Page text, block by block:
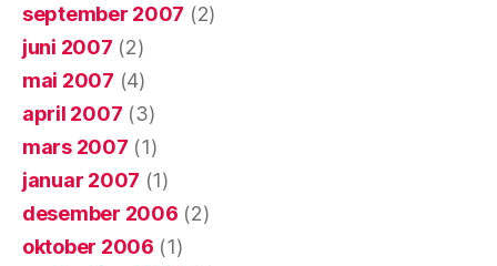
september 2007 (2)
juni 2007 (2)
mai 2007 (4)
april 2007 (3)
mars 2007 (1)
januar 2007 (1)
desember 2006 (2)
oktober 2006 (1)